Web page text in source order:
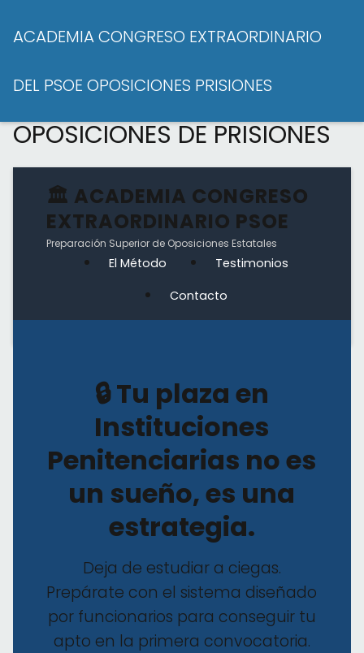
ACADEMIA CONGRESO EXTRAORDINARIO
DEL PSOE OPOSICIONES PRISIONES
CONGRESO
OPOSICIONES DE PRISIONES
🏛️ ACADEMIA CONGRESO
EXTRAORDINARIO PSOE
Preparación Superior de Oposiciones Estatales
El Método
Testimonios
Contacto
🔒 Tu plaza en
Instituciones
Penitenciarias no es
un sueño, es una
estrategia.
Deja de estudiar a ciegas.
Prepárate con el sistema diseñado
por funcionarios para conseguir tu
apto en la primera convocatoria.